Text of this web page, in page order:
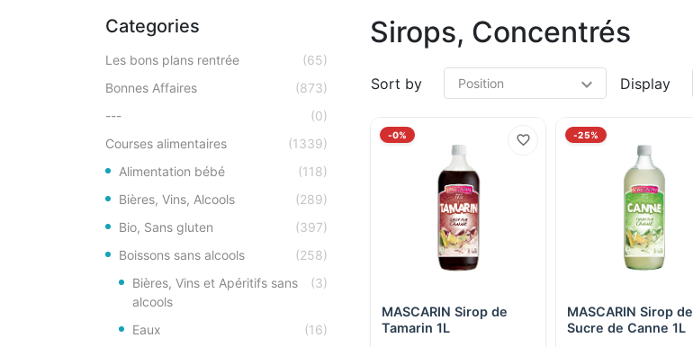
Categories
Les bons plans rentrée
(65)
Bonnes Affaires
(873)
---
(0)
Courses alimentaires
(1339)
Alimentation bébé
(118)
Bières, Vins, Alcools
(289)
Bio, Sans gluten
(397)
Boissons sans alcools
(258)
Bières, Vins et Apéritifs sans
alcools
(3)
Eaux
(16)
Sirops, Concentrés
Sort by Display
-0%
Quick View
MASCARIN Sirop de
Tamarin 1L
-25%
Quick View
MASCARIN Sirop de
Sucre de Canne 1L